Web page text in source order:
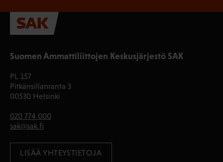
Suomen Ammattiliittojen Keskusjärjestö SAK
PL 157
Pitkänsillanranta 3
00530 Helsinki
020 774 000
sak@sak.fi
LISÄÄ YHTEYSTIETOJA